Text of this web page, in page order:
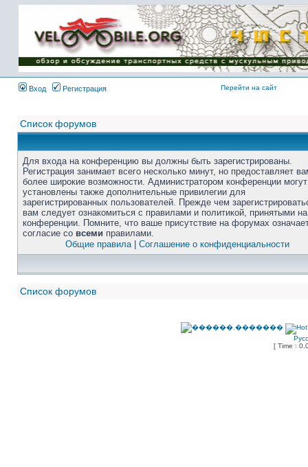
Вход Регистрация Перейти на сайт
Список форумов
Для входа на конференцию вы должны быть зарегистрированы.
Регистрация занимает всего несколько минут, но предоставляет
более широкие возможности. Администратором конференции
установлены также дополнительные привилегии для
зарегистрированных пользователей. Прежде чем
вам следует ознакомиться с правилами и политикой, принятыми на
конференции. Помните, что ваше присутствие на форумах
согласие со всеми правилами.
Общие правила| Соглашение о конфиденциальности
Список форумов
[ Time :